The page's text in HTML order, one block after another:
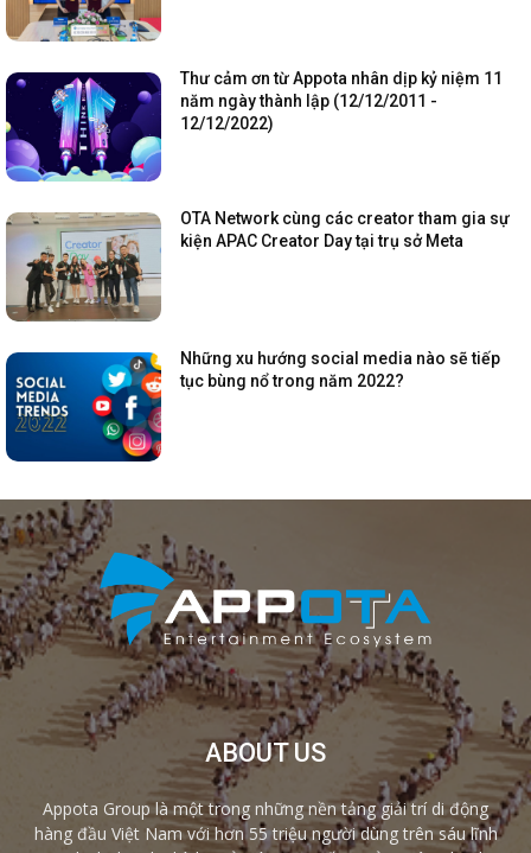
Thư cảm ơn từ Appota nhân dịp kỷ niệm 11
năm ngày thành lập (12/12/2011 -
12/12/2022)
OTA Network cùng các creator tham gia sự
kiện APAC Creator Day tại trụ sở Meta
Những xu hướng social media nào sẽ tiếp
tục bùng nổ trong năm 2022?
ABOUT US
Appota Group là một trong những nền tảng giải trí di động
hàng đầu Việt Nam với hơn 55 triệu người dùng trên sáu lĩnh